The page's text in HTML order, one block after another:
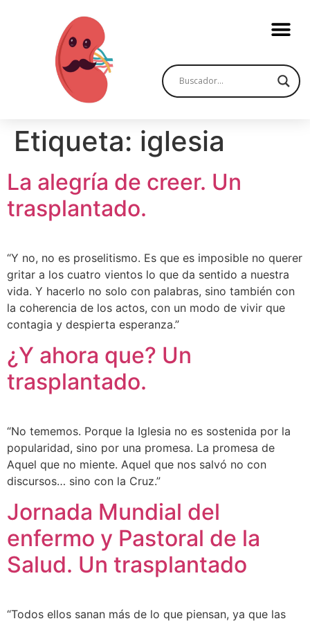
Etiqueta: iglesia
La alegría de creer. Un
trasplantado.
“Y no, no es proselitismo. Es que es imposible no querer
gritar a los cuatro vientos lo que da sentido a nuestra
vida. Y hacerlo no solo con palabras, sino también con
la coherencia de los actos, con un modo de vivir que
contagia y despierta esperanza.”
¿Y ahora que? Un
trasplantado.
“No tememos. Porque la Iglesia no es sostenida por la
popularidad, sino por una promesa. La promesa de
Aquel que no miente. Aquel que nos salvó no con
discursos… sino con la Cruz.”
Jornada Mundial del
enfermo y Pastoral de la
Salud. Un trasplantado
“Todos ellos sanan más de lo que piensan, ya que las